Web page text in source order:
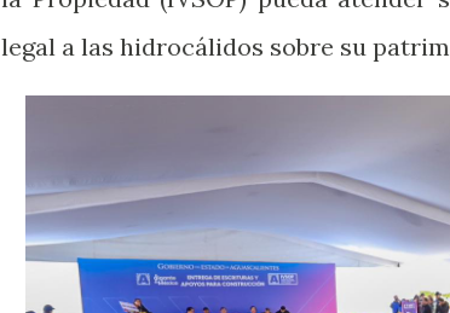
legal a las hidrocálidos sobre su